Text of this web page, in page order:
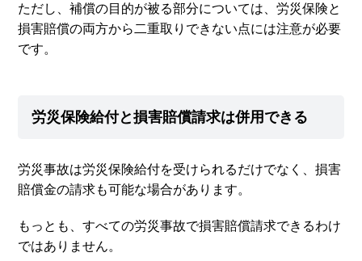
ただし、補償の目的が被る部分については、労災保険と
損害賠償の両方から二重取りできない点には注意が必要
です。
労災保険給付と損害賠償請求は併用できる
労災事故は労災保険給付を受けられるだけでなく、損害
賠償金の請求も可能な場合があります。
もっとも、すべての労災事故で損害賠償請求できるわけ
ではありません。